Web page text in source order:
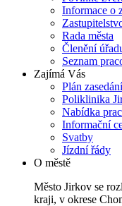
Informace o
Rada města
Členění
Seznam
Zajímá Vás
Plán
Poliklinika
Nabídka
Informační
Svatby
Jízdní řády
O městě
Město Jirkov se
kraji, v okrese